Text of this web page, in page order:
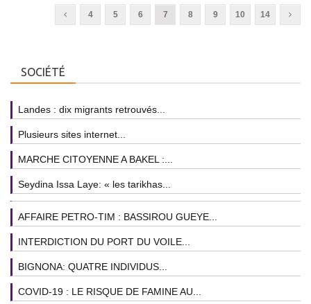
4 5 6 7 8 9 10 14
SOCIÉTÉ
Landes : dix migrants retrouvés...
Plusieurs sites internet...
MARCHE CITOYENNE A BAKEL :...
Seydina Issa Laye: « les tarikhas...
AFFAIRE PETRO-TIM : BASSIROU GUEYE...
INTERDICTION DU PORT DU VOILE...
BIGNONA: QUATRE INDIVIDUS...
COVID-19 : LE RISQUE DE FAMINE AU...